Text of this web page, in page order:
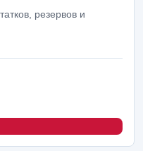
резервов и